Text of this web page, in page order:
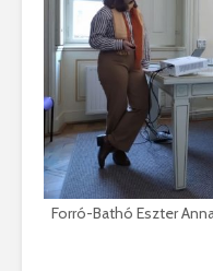
Forró-Bathó Eszter